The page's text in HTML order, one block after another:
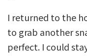
I returned to the
to grab another
perfect. I could